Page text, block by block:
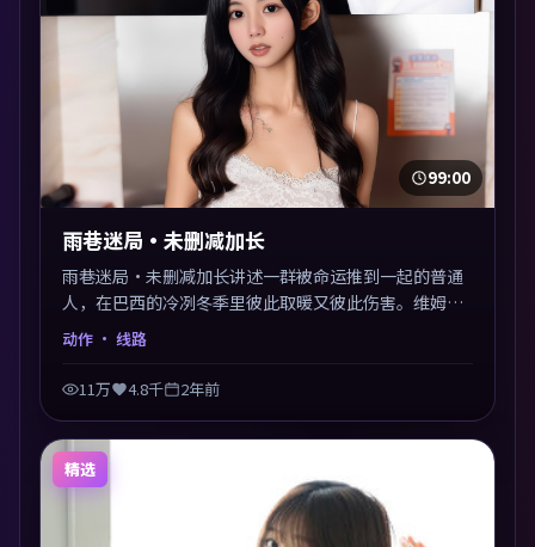
99:00
雨巷迷局·未删减加长
雨巷迷局·未删减加长讲述一群被命运推到一起的普通
人，在巴西的冷冽冬季里彼此取暖又彼此伤害。维姆·
文德斯以动作类型外壳探讨信任与背叛，映后讨论度颇
梁。
动作 · 线路
11万 4.8千 2年前
精选